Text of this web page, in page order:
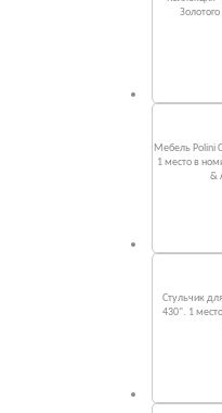
Мебель Polini
1 место в
&
Стульчик
430". 1